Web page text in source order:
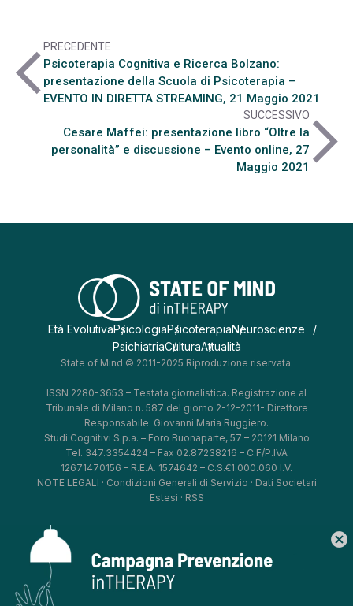
arrow_back_ios
PRECEDENTE
Psicoterapia Cognitiva e Ricerca Bolzano:
presentazione della Scuola di Psicoterapia –
EVENTO IN DIRETTA STREAMING, 21 Maggio 2021
SUCCESSIVO
Cesare Maffei: presentazione libro “Oltre la
personalità” e discussione – Evento online, 27
Maggio 2021arrow_forward_ios
Età EvolutivaPsicologiaPsicoterapiaNeuroscienze
PsichiatriaCulturaAttualità
State of Mind © 2011-2025 Riproduzione riservata.
ISSN 2280-3653 – Testata giornalistica. Registrazione al
Tribunale di Milano n. 587 del giorno 2-12-2011- Direttore
Responsabile: Giovanni Maria Ruggiero.
Studi Cognitivi S.p.a. – Foro Buonaparte, 57 – 20121 Milano
Tel. 347.3354424 – Fax 02.87238216 – C.F/P.IVA
12671470156 – R.E.A. 1574642 – C.S.€1.000.060 I.V.
NOTE LEGALI · Condizioni Generali di Servizio · Dati Societari
Estesi · RSS
Aggiorna le tue preferenze–
** **
cancel